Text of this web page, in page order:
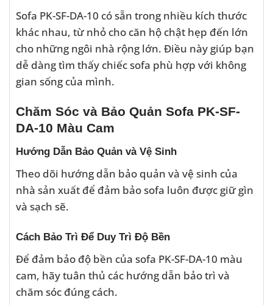
Sofa PK-SF-DA-10 có sẵn trong nhiều kích thước
khác nhau, từ nhỏ cho căn hộ chật hẹp đến lớn
cho những ngôi nhà rộng lớn. Điều này giúp bạn
dễ dàng tìm thấy chiếc sofa phù hợp với không
gian sống của mình.
Chăm Sóc và Bảo Quản Sofa PK-SF-
DA-10 Màu Cam
Hướng Dẫn Bảo Quản và Vệ Sinh
Theo dõi hướng dẫn bảo quản và vệ sinh của
nhà sản xuất để đảm bảo sofa luôn được giữ gìn
và sạch sẽ.
Cách Bảo Trì Để Duy Trì Độ Bền
Để đảm bảo độ bền của sofa PK-SF-DA-10 màu
cam, hãy tuân thủ các hướng dẫn bảo trì và
chăm sóc đúng cách.